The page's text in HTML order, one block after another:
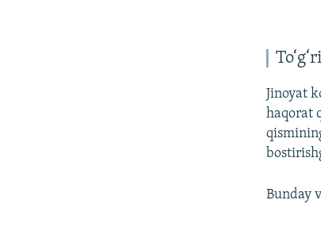
Jinoyat
haqorat
Bunday